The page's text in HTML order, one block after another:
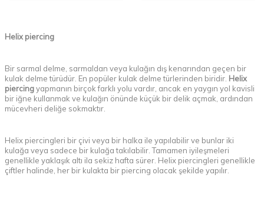
Helix piercing
Bir sarmal delme, sarmaldan veya kulağın dış kenarından geçen bir
kulak delme türüdür. En popüler kulak delme türlerinden biridir. Helix
piercingyapmanın birçok farklı yolu vardır, ancak en yaygın yol kavisli
bir iğne kullanmak ve kulağın önünde küçük bir delik açmak, ardından
mücevheri deliğe sokmaktır.
Helix piercingleri bir çivi veya bir halka ile yapılabilir ve bunlar iki
kulağa veya sadece bir kulağa takılabilir. Tamamen iyileşmeleri
genellikle yaklaşık altı ila sekiz hafta sürer. Helix piercingleri genellikle
çiftler halinde, her bir kulakta bir piercing olacak şekilde yapılır.